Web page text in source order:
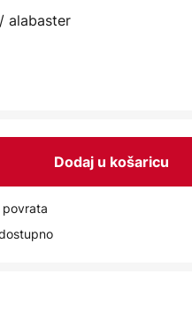
alabaster
Dodaj u košaricu